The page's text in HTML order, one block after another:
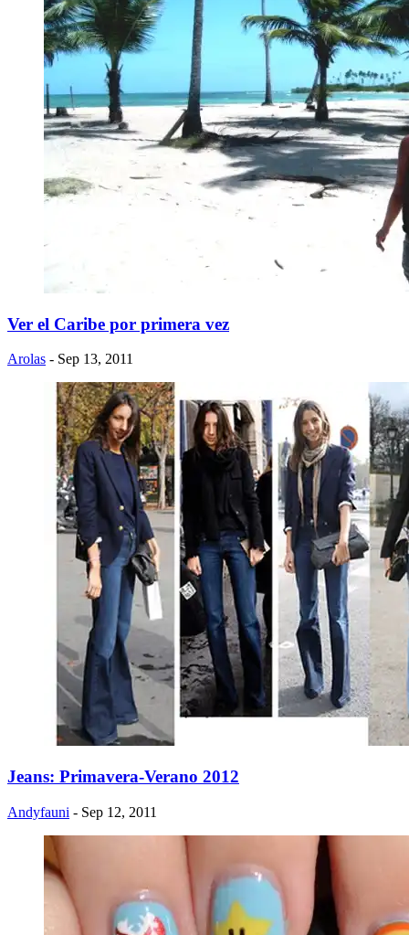
Ver el Caribe por primera vez
Arolas - Sep 13, 2011
Jeans: Primavera-Verano 2012
Andyfauni - Sep 12, 2011